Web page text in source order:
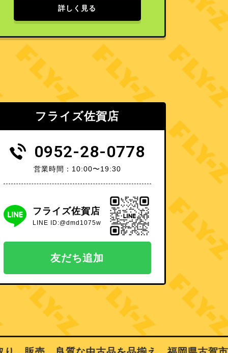
詳しく見る
フライズ佐賀店
0952-28-0778
営業時間：10:00〜19:30
フライズ佐賀店
LINE ID:@dmd1075w
友だち追加